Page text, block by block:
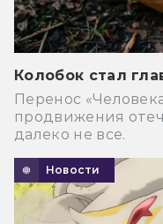
Колобок стал
Перенос
продвижения
далеко не все.
Новости